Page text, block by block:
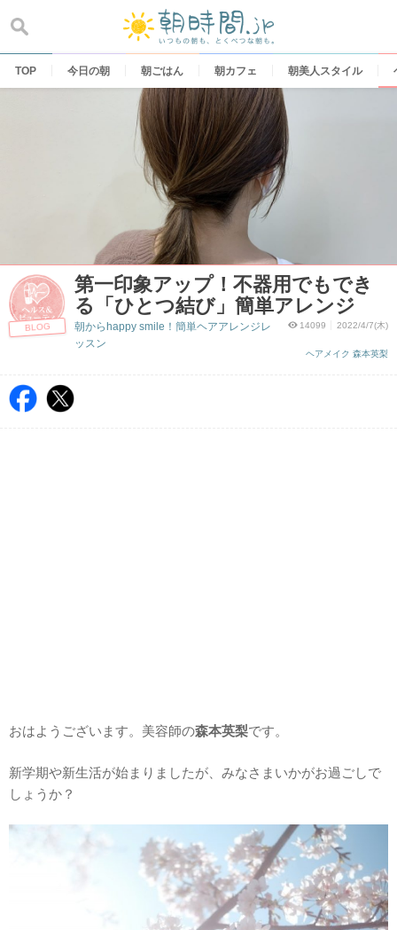
content
TOP 今日の朝 朝ごはん 朝カフェ 朝美人スタイル
BLOG
第一印象アップ！不器用でもでき
る「ひとつ結び」簡単アレンジ
14099 2022/4/7(木)
ヘアメイク 森本英梨
朝からhappy smile！簡単ヘアアレンジレ
ッスン
おはようございます。美容師の森本英梨です。
新学期や新生活が始まりましたが、みなさまいかがお過ごしで
しょうか？